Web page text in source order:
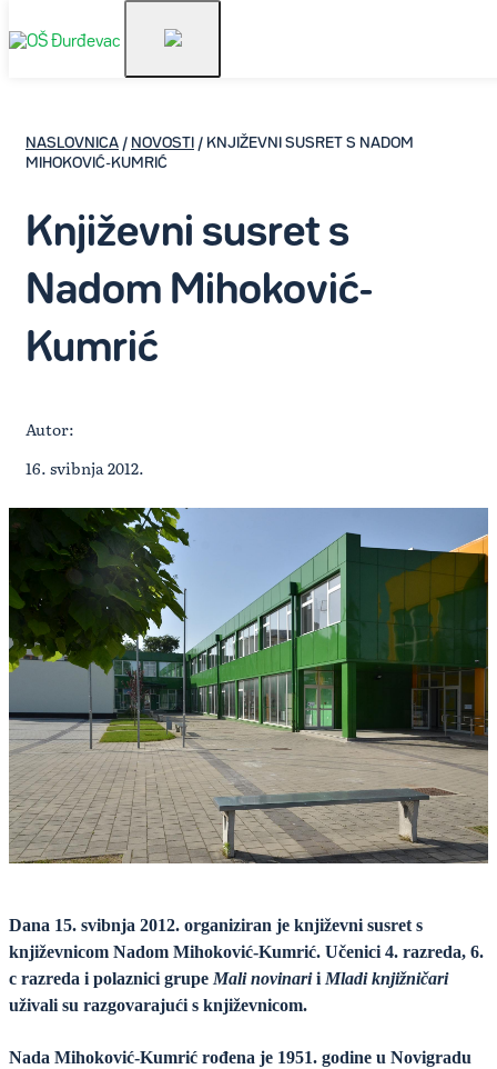
NASLOVNICA / NOVOSTI
/ KNJIŽEVNI SUSRET S NADOM
MIHOKOVIĆ-KUMRIĆ
Književni susret s
Nadom Mihoković-
Kumrić
Autor:
16. svibnja 2012.
Dana 15. svibnja 2012. organiziran je književni susret s
književnicom Nadom Mihoković-Kumrić. Učenici 4. razreda, 6.
c razreda i polaznici grupe Mali novinarii Mladi knjižničari
uživali su razgovarajući s književnicom.
Nada Mihoković-Kumrić rođena je 1951. godine u Novigradu